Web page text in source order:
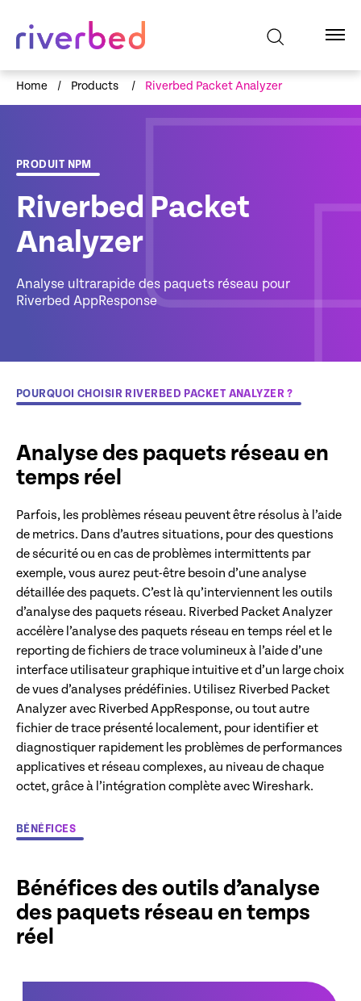
Home / Products / Riverbed Packet Analyzer
PRODUIT NPM
Riverbed Packet
Analyzer
Analyse ultrarapide des paquets réseau pour
Riverbed AppResponse
POURQUOI CHOISIR RIVERBED PACKET ANALYZER ?
Analyse des paquets réseau en
temps réel
Parfois, les problèmes réseau peuvent être résolus à l’aide
de metrics. Dans d’autres situations, pour des questions
de sécurité ou en cas de problèmes intermittents par
exemple, vous aurez peut-être besoin d’une analyse
détaillée des paquets. C’est là qu’interviennent les outils
d’analyse des paquets réseau. Riverbed Packet Analyzer
accélère l’analyse des paquets réseau en temps réel et le
reporting de fichiers de trace volumineux à l’aide d’une
interface utilisateur graphique intuitive et d’un large choix
de vues d’analyses prédéfinies. Utilisez Riverbed Packet
Analyzer avec Riverbed AppResponse, ou tout autre
fichier de trace présenté localement, pour identifier et
diagnostiquer rapidement les problèmes de performances
applicatives et réseau complexes, au niveau de chaque
octet, grâce à l’intégration complète avec Wireshark.
BÉNÉFICES
Bénéfices des outils d’analyse
des paquets réseau en temps
réel